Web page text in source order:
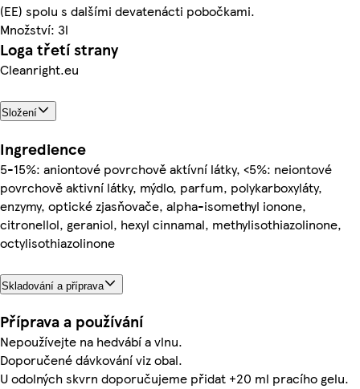
(EE) spolu s dalšími devatenácti pobočkami.
Množství: 3l
Loga třetí strany
Cleanright.eu
Složení
Ingredience
5-15%: aniontové povrchově aktívní látky, <5%: neiontové
povrchově aktivní látky, mýdlo, parfum, polykarboxyláty,
enzymy, optické zjasňovače, alpha-isomethyl ionone,
citronellol, geraniol, hexyl cinnamal, methylisothiazolinone,
octylisothiazolinone
Skladování a příprava
Příprava a používání
Nepoužívejte na hedvábí a vlnu.
Doporučené dávkování viz obal.
U odolných skvrn doporučujeme přidat +20 ml pracího gelu.